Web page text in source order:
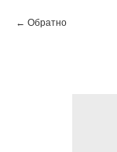
Обратно